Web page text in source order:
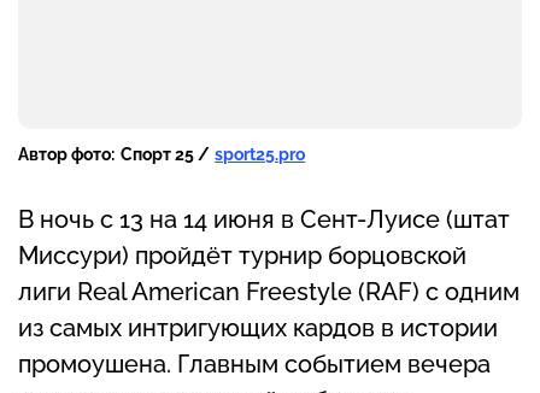
Автор фото: Спорт 25 / sport25.pro
В ночь с 13 на 14 июня в Сент-Луисе (штат
Миссури) пройдёт турнир борцовской
лиги Real American Freestyle (RAF) с одним
из самых интригующих кардов в истории
промоушена. Главным событием вечера